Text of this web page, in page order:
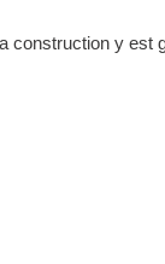
construction y est